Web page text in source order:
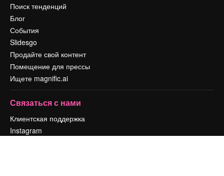
Поиск тенденций
Блог
События
Slidesgo
Продайте свой контент
Помещение для прессы
Ищете magnific.ai
Связаться с нами
Клиентская поддержка
Instagram